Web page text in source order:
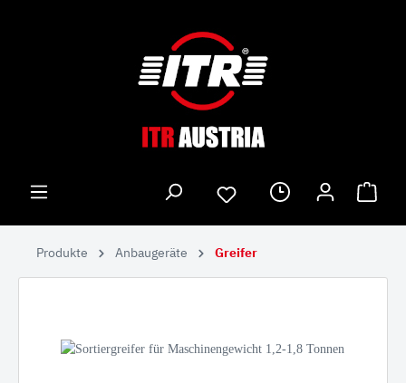
Produkte Anbaugeräte Greifer